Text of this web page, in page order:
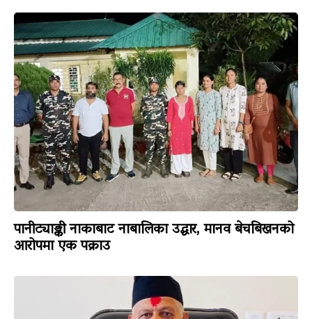
पानीट्याङ्की नाकाबाट नाबालिका उद्धार, मानव बेचबिखनको
आरोपमा एक पक्राउ